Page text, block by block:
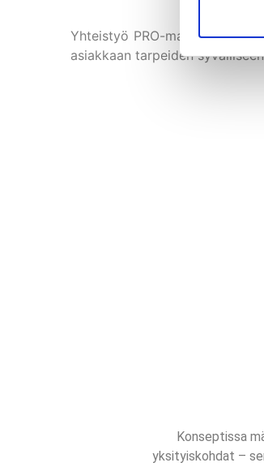
Yhteistyö PRO-mallissa on
asiakkaan tarpeiden
Konseptissa
yksityiskohdat –